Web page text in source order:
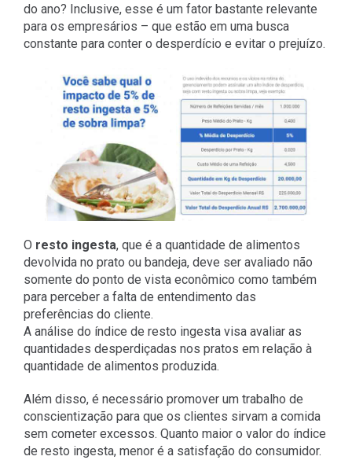
do ano? Inclusive, esse é um fator bastante relevante
para os empresários – que estão em uma busca
constante para conter o desperdício e evitar o prejuízo.
O resto ingesta, que é a quantidade de alimentos
devolvida no prato ou bandeja, deve ser avaliado não
somente do ponto de vista econômico como também
para perceber a falta de entendimento das
preferências do cliente.
A análise do índice de resto ingesta visa avaliar as
quantidades desperdiçadas nos pratos em relação à
quantidade de alimentos produzida.
Além disso, é necessário promover um trabalho de
conscientização para que os clientes sirvam a comida
sem cometer excessos. Quanto maior o valor do índice
de resto ingesta, menor é a satisfação do consumidor.